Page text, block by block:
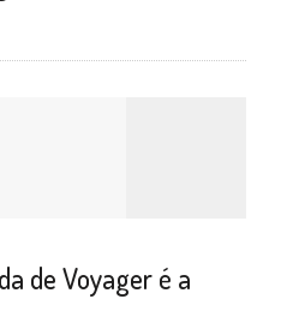
de Voyager é a